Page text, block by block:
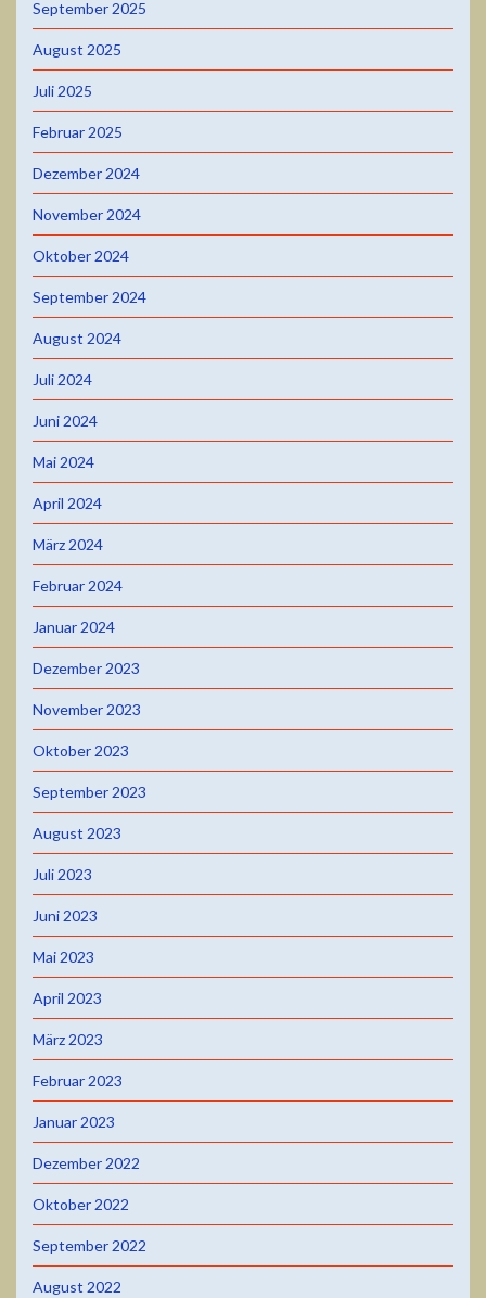
September 2025
August 2025
Juli 2025
Februar 2025
Dezember 2024
November 2024
Oktober 2024
September 2024
August 2024
Juli 2024
Juni 2024
Mai 2024
April 2024
März 2024
Februar 2024
Januar 2024
Dezember 2023
November 2023
Oktober 2023
September 2023
August 2023
Juli 2023
Juni 2023
Mai 2023
April 2023
März 2023
Februar 2023
Januar 2023
Dezember 2022
Oktober 2022
September 2022
August 2022